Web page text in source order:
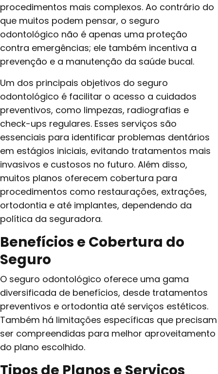
procedimentos mais complexos. Ao contrário do
que muitos podem pensar, o seguro
odontológico não é apenas uma proteção
contra emergências; ele também incentiva a
prevenção e a manutenção da saúde bucal.
Um dos principais objetivos do seguro
odontológico é facilitar o acesso a cuidados
preventivos, como limpezas, radiografias e
check-ups regulares. Esses serviços são
essenciais para identificar problemas dentários
em estágios iniciais, evitando tratamentos mais
invasivos e custosos no futuro. Além disso,
muitos planos oferecem cobertura para
procedimentos como restaurações, extrações,
ortodontia e até implantes, dependendo da
política da seguradora.
Benefícios e Cobertura do
Seguro
O seguro odontológico oferece uma gama
diversificada de benefícios, desde tratamentos
preventivos e ortodontia até serviços estéticos.
Também há limitações específicas que precisam
ser compreendidas para melhor aproveitamento
do plano escolhido.
Tipos de Planos e Serviços